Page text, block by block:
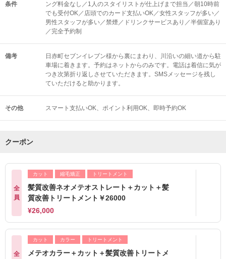
条件
ング料金なし／1人のスタイリストが仕上げまで担当／朝10時前
でも受付OK／店頭でのカード支払いOK／女性スタッフが多い／
男性スタッフが多い／禁煙／ドリンクサービスあり／半個室あり
／完全予約制
備考
日赤町セブンイレブン様から裏にまわり、川沿いの細い道から駐
車場に着きます。予約はネットからのみです。電話は着信に気が
つき次第折り返しさせていただきます。SMSメッセージを残し
ていただけると助かります。
その他 スマート支払いOK ポイント利用OK 即時予約OK
クーポン
全
員
カット 縮毛矯正 トリートメント
髪質改善ネオメテオストレート＋カット＋髪
質改善トリートメント￥26000
¥26,000
全
カット カラー トリートメント
メテオカラー＋カット＋髪質改善トリートメ